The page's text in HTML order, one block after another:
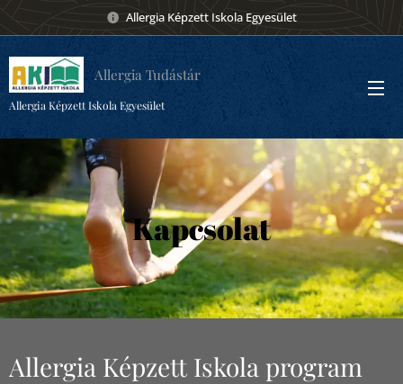
Allergia Képzett Iskola Egyesület
Allergia Tudástár
Allergia Képzett Iskola Egyesület
Kapcsolat
Allergia Képzett Iskola program